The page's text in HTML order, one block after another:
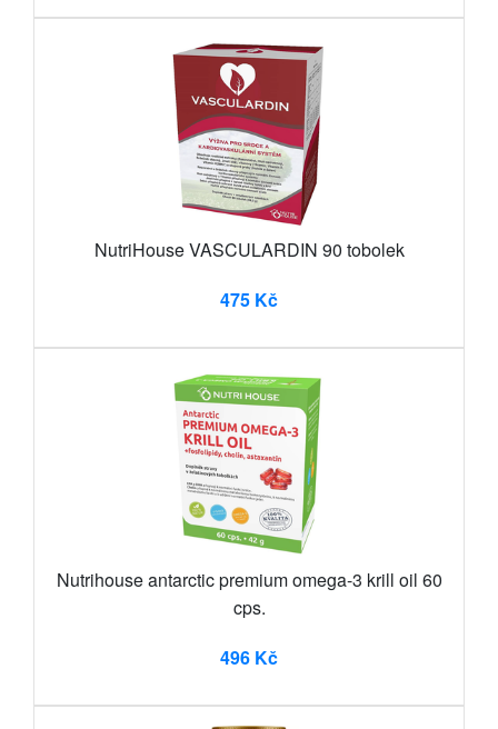
NutriHouse VASCULARDIN 90 tobolek
475 Kč
Nutrihouse antarctic premium omega-3 krill oil 60
cps.
496 Kč